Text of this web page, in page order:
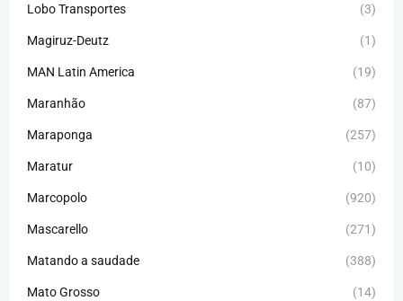
Lobo Transportes (3)
Magiruz-Deutz (1)
MAN Latin America (19)
Maranhão (87)
Maraponga (257)
Maratur (10)
Marcopolo (920)
Mascarello (271)
Matando a saudade (388)
Mato Grosso (14)